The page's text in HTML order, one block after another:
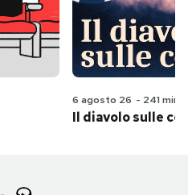
6 agosto 26 - 241 min
Il diavolo sulle